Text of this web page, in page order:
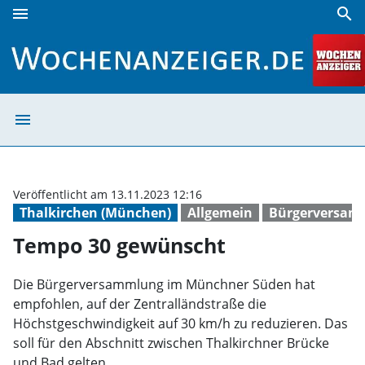
menu search
menu
Thalkirchen (München) Allgemein
Veröffentlicht am 13.11.2023 12:16
Tempo 30 gewünscht
Die Bürgerversammlung im Münchner Süden hat
empfohlen, auf der Zentralländstraße die
Höchstgeschwindigkeit auf 30 km/h zu reduzieren. Das
soll für den Abschnitt zwischen Thalkirchner Brücke